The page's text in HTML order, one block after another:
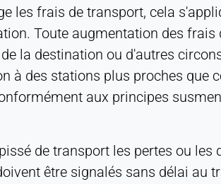
les frais de transport, cela
Toute augmentation des
la destination ou d'autres
à des stations plus proches que
aux principes
de transport les pertes ou
être signalés sans délai au